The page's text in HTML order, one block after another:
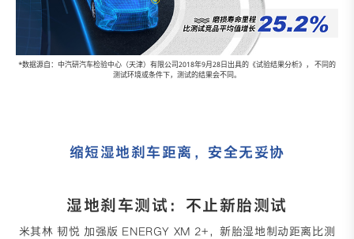
*数据源自：中汽研汽车检验中心（天津）有限公司2018年9月28日出具的《试验结果分析》， 不同的
测试环境或条件下，测试的结果会不同。
缩短湿地刹车距离，安全无妥协
湿地刹车测试：不止新胎测试
米其林 韧悦 加强版 ENERGY XM 2+，新胎湿地制动距离比测